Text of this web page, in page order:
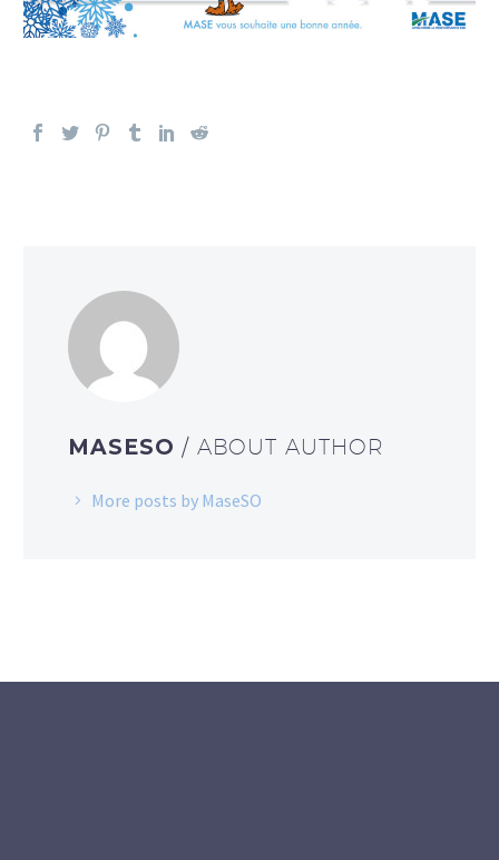
MASESO / ABOUT AUTHOR
More posts by MaseSO